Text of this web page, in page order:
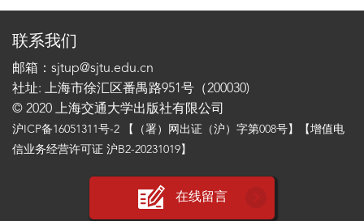
联系我们
邮箱：sjtup@sjtu.edu.cn
社址: 上海市徐汇区番禺路951号（200030)
© 2020 上海交通大学出版社有限公司
沪ICP备16051311号-2 【（署）网出证（沪）字第008号】【增值电
信业务经营许可证 沪B2-20231019】
在线留言